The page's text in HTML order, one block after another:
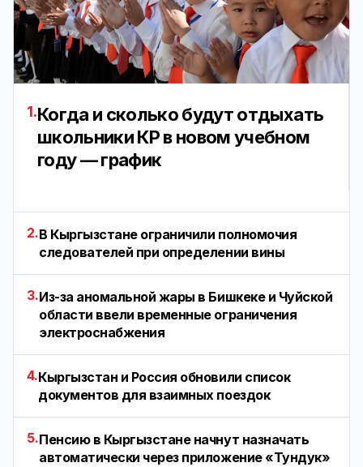
1.Когда и сколько будут отдыхать
школьники КР в новом учебном
году — график
2.В Кыргызстане ограничили полномочия
следователей при определении вины
3.Из-за аномальной жары в Бишкеке и Чуйской
области ввели временные ограничения
электроснабжения
4.Кыргызстан и Россия обновили список
документов для взаимных поездок
5.Пенсию в Кыргызстане начнут назначать
автоматически через приложение «Тундук»